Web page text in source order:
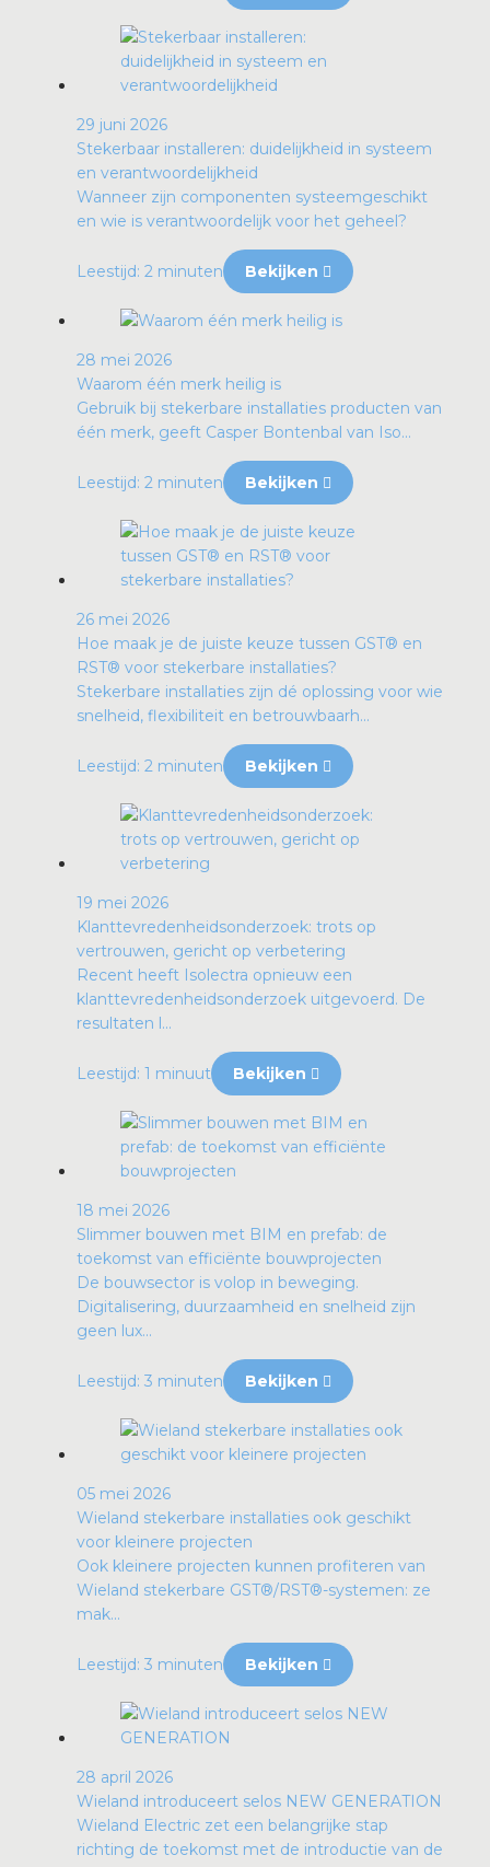
29 juni 2026
Stekerbaar installeren: duidelijkheid in systeem
en verantwoordelijkheid
Wanneer zijn componenten systeemgeschikt
en wie is verantwoordelijk voor het geheel?
Leestijd: 2 minuten Bekijken
28 mei 2026
Waarom één merk heilig is
Gebruik bij stekerbare installaties producten van
één merk, geeft Casper Bontenbal van Iso...
Leestijd: 2 minuten Bekijken
26 mei 2026
Hoe maak je de juiste keuze tussen GST® en
RST® voor stekerbare installaties?
Stekerbare installaties zijn dé oplossing voor wie
snelheid, flexibiliteit en betrouwbaarh...
Leestijd: 2 minuten Bekijken
19 mei 2026
Klanttevredenheidsonderzoek: trots op
vertrouwen, gericht op verbetering
Recent heeft Isolectra opnieuw een
klanttevredenheidsonderzoek uitgevoerd. De
resultaten l...
Leestijd: 1 minuut Bekijken
18 mei 2026
Slimmer bouwen met BIM en prefab: de
toekomst van efficiënte bouwprojecten
De bouwsector is volop in beweging.
Digitalisering, duurzaamheid en snelheid zijn
geen lux...
Leestijd: 3 minuten Bekijken
05 mei 2026
Wieland stekerbare installaties ook geschikt
voor kleinere projecten
Ook kleinere projecten kunnen profiteren van
Wieland stekerbare GST®/RST®-systemen: ze
mak...
Leestijd: 3 minuten Bekijken
28 april 2026
Wieland introduceert selos NEW GENERATION
Wieland Electric zet een belangrijke stap
richting de toekomst met de introductie van de